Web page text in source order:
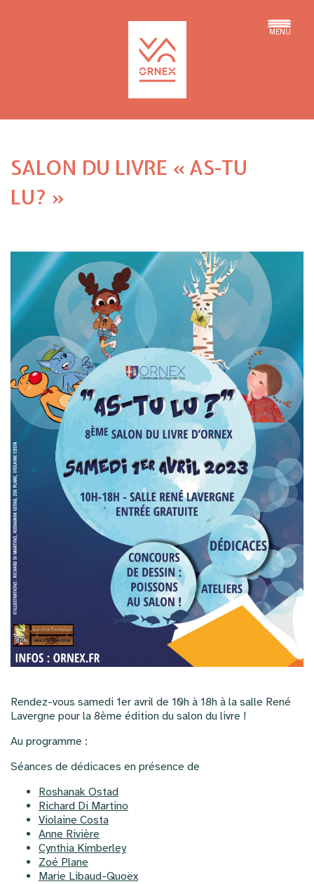
MENU
SALON DU LIVRE « AS-TU
LU? »
Rendez-vous samedi 1er avril de 10h à 18h à la salle René
Lavergne pour la 8ème édition du salon du livre !
Au programme :
Séances de dédicaces en présence de
Roshanak Ostad
Richard Di Martino
Violaine Costa
Anne Rivière
Cynthia Kimberley
Zoé Plane
Marie Libaud-Quoëx